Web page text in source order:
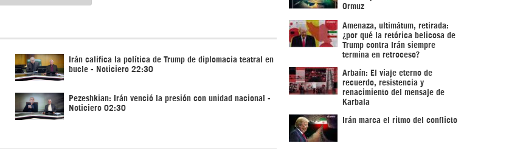
Irán califica la política de Trump de diplomacia teatral en
bucle - Noticiero 22:30
Pezeshkian: Irán venció la presión con unidad nacional -
Noticiero 02:30
Ormuz
Amenaza, ultimátum, retirada:
¿por qué la retórica belicosa de
Trump contra Irán siempre
termina en retroceso?
Arbaín: El viaje eterno de
recuerdo, resistencia y
renacimiento del mensaje de
Karbala
Irán marca el ritmo del conflicto